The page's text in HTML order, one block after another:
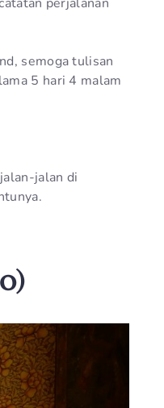
perjalanan
semoga tulisan
5 hari 4 malam
jalan di